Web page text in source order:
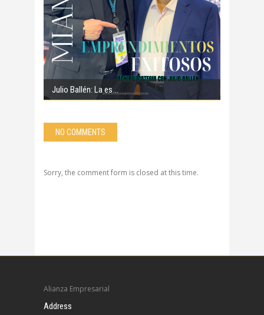
Julio Ballén: La es
NO COMMENTS
Sorry, the comment form is closed at this time.
Alianza Empresarial
Address